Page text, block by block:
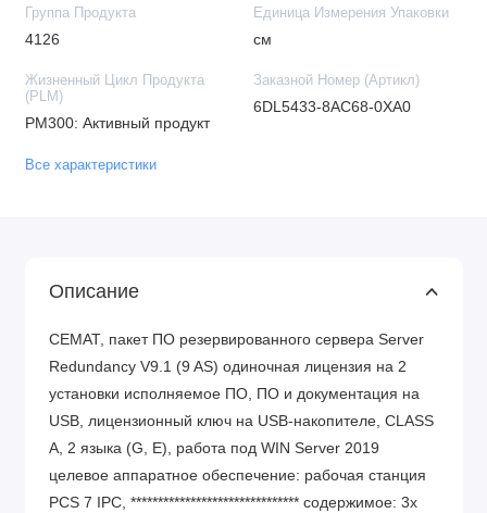
Группа Продукта
4126
Единица Измерения Упаковки
см
Жизненный Цикл Продукта
(PLM)
PM300: Активный продукт
Заказной Номер (Артикл)
6DL5433-8AC68-0XA0
Все характеристики
Описание
CEMAT, пакет ПО резервированного сервера Server
Redundancy V9.1 (9 AS) одиночная лицензия на 2
установки исполняемое ПО, ПО и документация на
USB, лицензионный ключ на USB-накопителе, CLASS
A, 2 языка (G, E), работа под WIN Server 2019
целевое аппаратное обеспечение: рабочая станция
PCS 7 IPC, ******************************* содержимое: 3x